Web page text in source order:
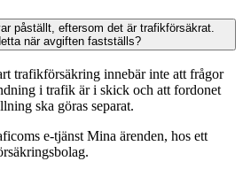
påställt, eftersom det är trafikförsäkrat.
när avgiften fastställs?
trafikförsäkring innebär inte att frågor
i trafik är i skick och att fordonet
ska göras separat.
e-tjänst Mina ärenden, hos ett